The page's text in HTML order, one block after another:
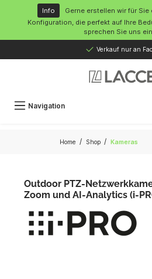
springen
Info
Gerne erstellen wir für
Konfiguration, die perfekt auf Ihre
sprechen Sie uns
Verkauf nur an
Navigation
Home / Shop / Kameras
Outdoor PTZ-
Zoom und AI-Analytics (i-